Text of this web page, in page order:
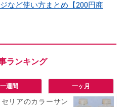
など使い方まとめ【200円商
一週間 一ヶ月
リアのカラーサン